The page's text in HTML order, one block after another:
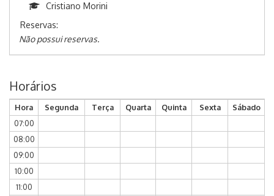
Cristiano Morini
Reservas:
Não possui reservas.
Horários
Hora Segunda Terça Quarta Quinta Sexta
Sábado
07:00
08:00
09:00
10:00
11:00